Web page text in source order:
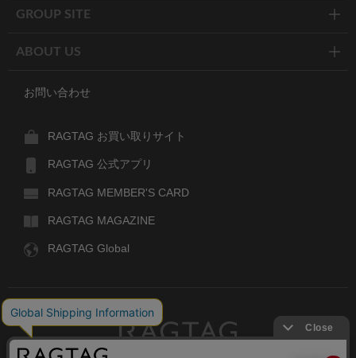
GROUP SITE
ABOUT US
お問い合わせ
RAGTAG お買い取りサイト
RAGTAG 公式アプリ
RAGTAG MEMBER'S CARD
RAGTAG MAGAZINE
RAGTAG Global
デザイナーズブランドのユーズド・セレクトショップ